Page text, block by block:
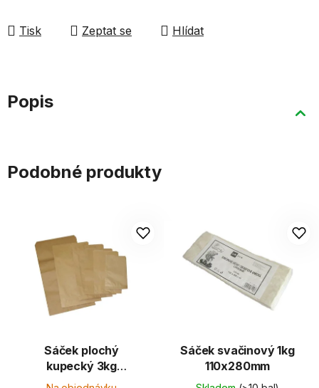
Tisk Zeptat se Hlídat
Popis
Podobné produkty
Sáček plochý
kupecký 3kg
250x420mm /SED/
Sáček svačinový 1kg
110x280mm